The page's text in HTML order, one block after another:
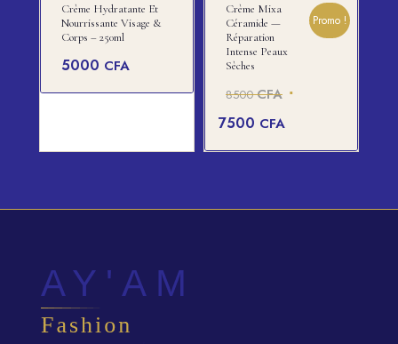
Crème Hydratante Et
Nourrissante Visage &
Corps – 250ml
5000 CFA
Crème Mixa
Céramide —
Réparation
Intense Peaux
Sèches
8500CFA Le
initial
était :
7500 CFA
Promo !